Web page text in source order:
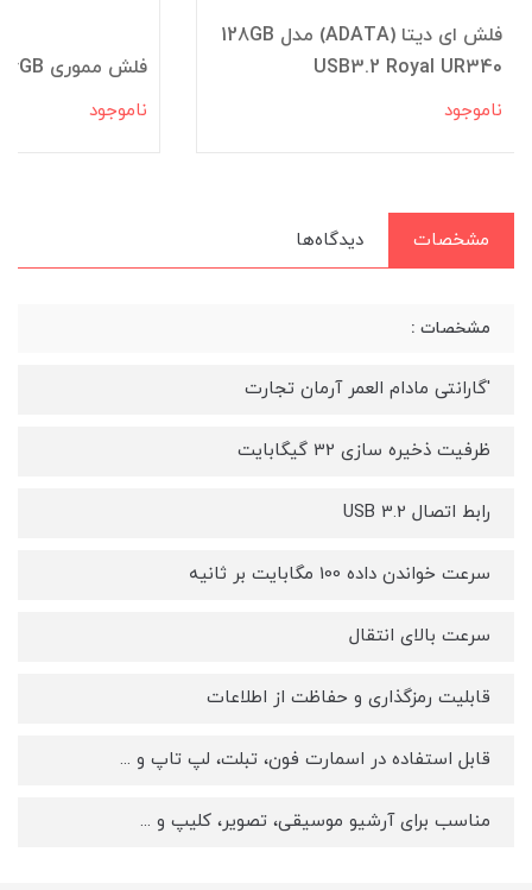
فلش ای دیتا (ADATA) مدل 128GB
USB3.2 Royal UR340
ناموجود
فلش مموری PNY 16GB
ناموجود
مشخصات دیدگاه‌ها
مشخصات :
'گارانتی مادام العمر آرمان تجارت
ظرفیت ذخیره سازی 32 گیگابایت
رابط اتصال USB 3.2
سرعت خواندن داده 100 مگابایت بر ثانیه
سرعت بالای انتقال
قابلیت رمزگذاری و حفاظت از اطلاعات
قابل استفاده در اسمارت فون، تبلت، لپ تاپ و ...
مناسب برای آرشیو موسیقی، تصویر، کلیپ و ...